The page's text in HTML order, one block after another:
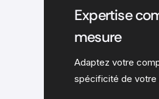
Expertise
mesure
Adaptez votre
spécificité de votre